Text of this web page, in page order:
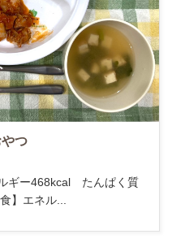
つ
ギー468kcal たんぱく質
】エネル...